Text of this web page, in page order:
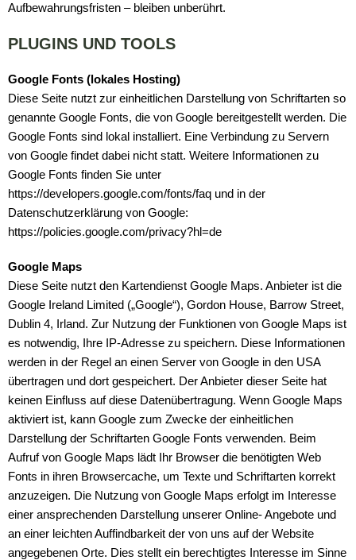
Aufbewahrungsfristen – bleiben unberührt.
PLUGINS UND TOOLS
Google Fonts (lokales Hosting)
Diese Seite nutzt zur einheitlichen Darstellung von Schriftarten so
genannte Google Fonts, die von Google bereitgestellt werden. Die
Google Fonts sind lokal installiert. Eine Verbindung zu Servern
von Google findet dabei nicht statt. Weitere Informationen zu
Google Fonts finden Sie unter
https://developers.google.com/fonts/faq und in der
Datenschutzerklärung von Google:
https://policies.google.com/privacy?hl=de
Google Maps
Diese Seite nutzt den Kartendienst Google Maps. Anbieter ist die
Google Ireland Limited („Google“), Gordon House, Barrow Street,
Dublin 4, Irland. Zur Nutzung der Funktionen von Google Maps ist
es notwendig, Ihre IP-Adresse zu speichern. Diese Informationen
werden in der Regel an einen Server von Google in den USA
übertragen und dort gespeichert. Der Anbieter dieser Seite hat
keinen Einfluss auf diese Datenübertragung. Wenn Google Maps
aktiviert ist, kann Google zum Zwecke der einheitlichen
Darstellung der Schriftarten Google Fonts verwenden. Beim
Aufruf von Google Maps lädt Ihr Browser die benötigten Web
Fonts in ihren Browsercache, um Texte und Schriftarten korrekt
anzuzeigen. Die Nutzung von Google Maps erfolgt im Interesse
einer ansprechenden Darstellung unserer Online- Angebote und
an einer leichten Auffindbarkeit der von uns auf der Website
angegebenen Orte. Dies stellt ein berechtigtes Interesse im Sinne